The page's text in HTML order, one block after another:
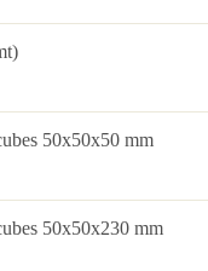
(25mt)
cubes 50x50x50
cubes 50x50x230